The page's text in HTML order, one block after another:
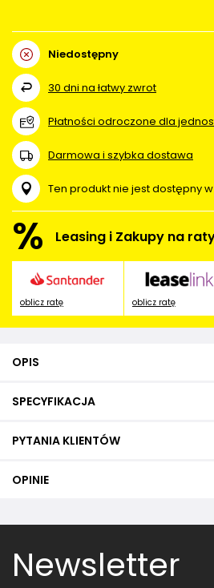
Niedostępny
30 dni na łatwy zwrot
Płatności odroczone dla
Darmowa i szybka dostawa
Ten produkt nie jest dostępny
% Leasing i Zakupy na
oblicz ratę oblicz ratę
OPIS
SPECYFIKACJA
PYTANIA KLIENTÓW
OPINIE
Newsletter